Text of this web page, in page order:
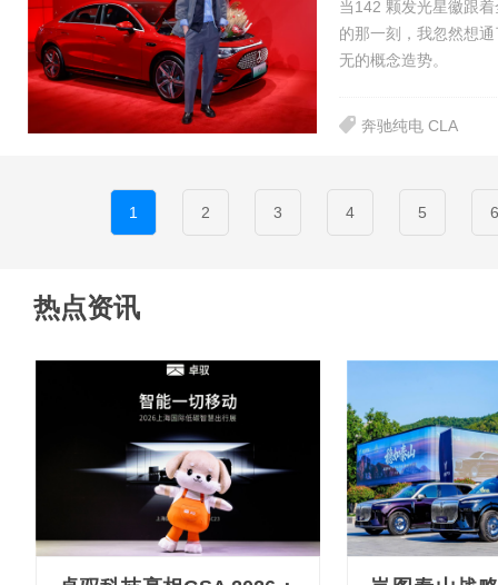
当142 颗发光星徽跟
的那一刻，我忽然想
无的概念造势。
奔驰纯电 CLA
1 2 3 4 5 6
热点资讯